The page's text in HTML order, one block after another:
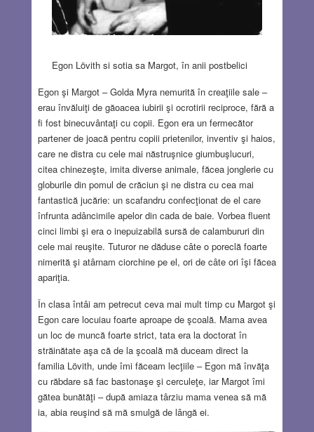
Egon Lövith si sotia sa Margot, în anii postbelici
Egon şi Margot – Golda Myra nemurită în creaţiile sale –
erau învăluiţi de găoacea iubirii şi ocrotirii reciproce, fără a
fi fost binecuvântaţi cu copii. Egon era un fermecător
partener de joacă pentru copiii prietenilor, inventiv şi haios,
care ne distra cu cele mai năstruşnice giumbuşlucuri,
citea chinezeşte, imita diverse animale, făcea jonglerie cu
globurile din pomul de crăciun şi ne distra cu cea mai
fantastică jucărie: un scafandru confecţionat de el care
înfrunta adâncimile apelor din cada de baie. Vorbea fluent
cinci limbi şi era o inepuizabilă sursă de calambururi din
cele mai reuşite. Tuturor ne dăduse câte o poreclă foarte
nimerită şi atârnam ciorchine pe el, ori de câte ori îşi făcea
apariţia.
În clasa întâi am petrecut ceva mai mult timp cu Margot şi
Egon care locuiau foarte aproape de şcoală. Mama avea
un loc de muncă foarte strict, tata era la doctorat în
străinătate aşa că de la şcoală mă duceam direct la
familia Lövith, unde îmi făceam lecţiile – Egon mă învăţa
cu răbdare să fac bastonaşe şi cerculeţe, iar Margot îmi
gătea bunătăţi – după amiaza târziu mama venea să mă
ia, abia reuşind să mă smulgă de lângă ei.